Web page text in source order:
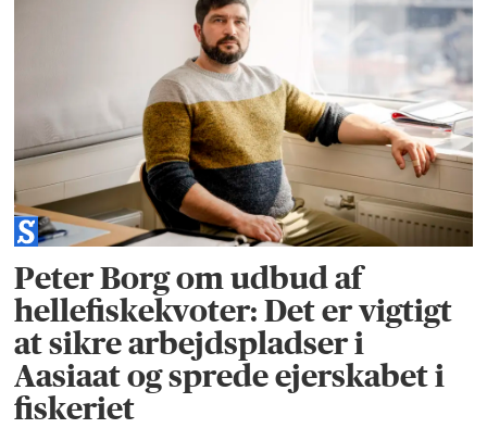
Peter Borg om udbud af
hellefiskekvoter: Det er vigtigt
at sikre arbejdspladser i
Aasiaat og sprede ejerskabet i
fiskeriet